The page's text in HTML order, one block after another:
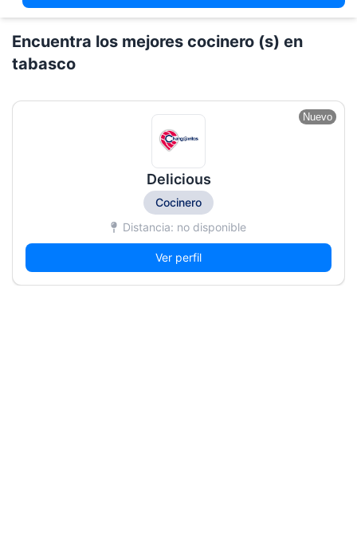
Encuentra los mejores cocinero (s) en
tabasco
Nuevo
Delicious
Cocinero
Distancia: no disponible
Ver perfil